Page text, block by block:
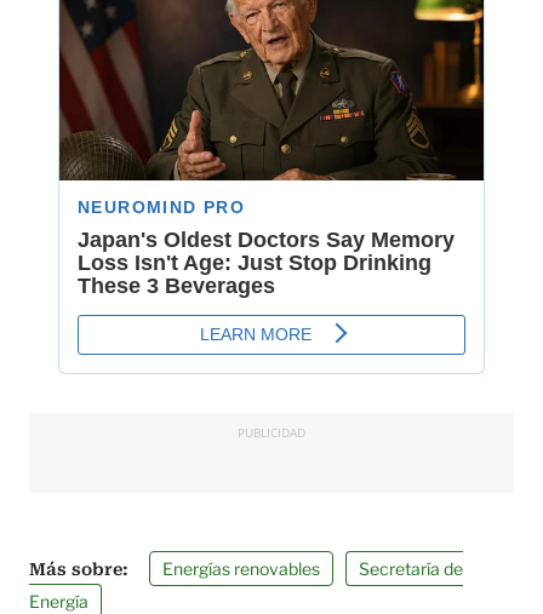
PUBLICIDAD
Energías renovables
Secretaría de
Energía